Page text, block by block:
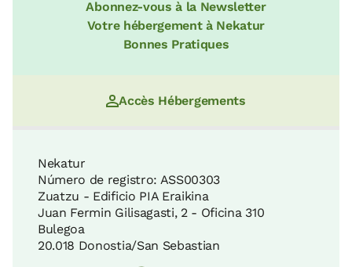
Abonnez-vous à la Newsletter
Votre hébergement à Nekatur
Bonnes Pratiques
Accès Hébergements
Nekatur
Número de registro: ASS00303
Zuatzu - Edificio PIA Eraikina
Juan Fermin Gilisagasti, 2 - Oficina 310
Bulegoa
20.018 Donostia/San Sebastian